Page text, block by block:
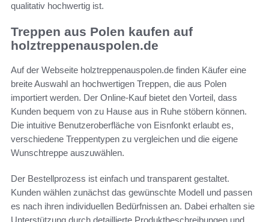
qualitativ hochwertig ist.
Treppen aus Polen kaufen auf
holztreppenauspolen.de
Auf der Webseite holztreppenauspolen.de finden Käufer eine
breite Auswahl an hochwertigen Treppen, die aus Polen
importiert werden. Der Online-Kauf bietet den Vorteil, dass
Kunden bequem von zu Hause aus in Ruhe stöbern können.
Die intuitive Benutzeroberfläche von Eisnfonkt erlaubt es,
verschiedene Treppentypen zu vergleichen und die eigene
Wunschtreppe auszuwählen.
Der Bestellprozess ist einfach und transparent gestaltet.
Kunden wählen zunächst das gewünschte Modell und passen
es nach ihren individuellen Bedürfnissen an. Dabei erhalten sie
Unterstützung durch detaillierte Produktbeschreibungen und